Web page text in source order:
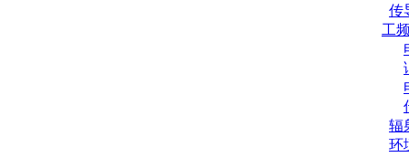
传
工
辐
环